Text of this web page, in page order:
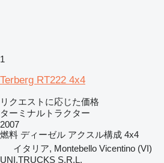
1
Terberg RT222 4x4
リクエストに応じた価格
ターミナルトラクター
2007
燃料 ディーゼル アクスル構成 4x4
イタリア, Montebello Vicentino (VI)
UNI.TRUCKS S.R.L.